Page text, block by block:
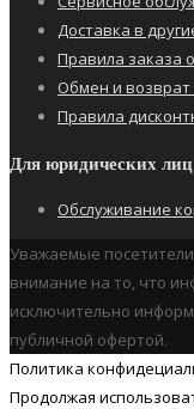
Доставка в
Правила заказа
Обмен и возврат
Правила
Для юридических лиц
Обслуживание
Уважаемые
внимание на то, что
исключительно
публичной офертой.
Политика
Продолжая